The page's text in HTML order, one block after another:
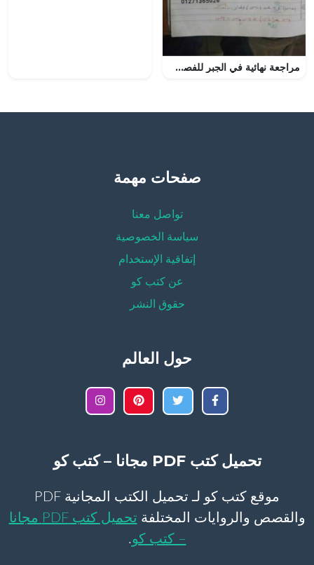
مراجعة نهائية في الجبر للفصل الأول بخط اليد
صفحات مهمة
تواصل معنا
سياسة الخصوصية
إتفاقية الإستخدام
عن كتب كو
حقوق النشر
حول العالم
تحميل كتب PDF مجانا – كتب كو
موقع كتب كو لـ تحميل الكتب المجانية PDF
والقصص والروايات المختلفة
تحميل كتب PDF مجانا
– كتب كو.